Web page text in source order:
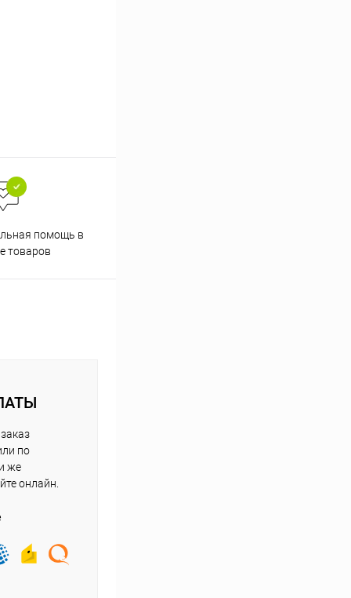
помощь в
товаров
по
же
онлайн.